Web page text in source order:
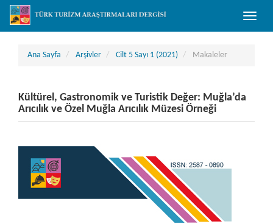
##plugins.themes.bootstrap3.accessible_menu.main_navigation##
##plugins.themes.bootstrap3.accessible_menu.main_content##
##plugins.themes.bootstrap3.accessible_menu.sidebar##
Toggle
Ana Sayfa Arşivler Cilt 5 Sayı 1 (2021) Makaleler
Kültürel, Gastronomik ve Turistik Değer: Muğla’da
Arıcılık ve Özel Muğla Arıcılık Müzesi Örneği